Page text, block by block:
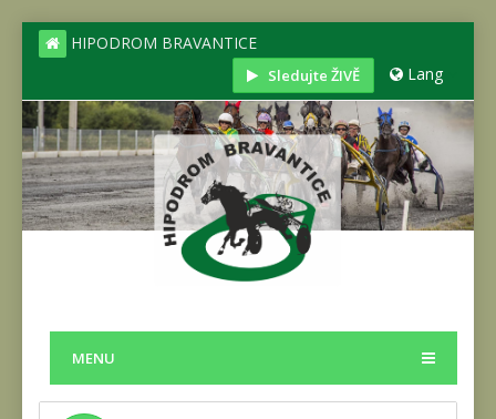
HIPODROM BRAVANTICE
Sledujte ŽIVĚ Lang
MENU